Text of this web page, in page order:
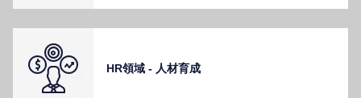
HR領域 - ⼈材育成